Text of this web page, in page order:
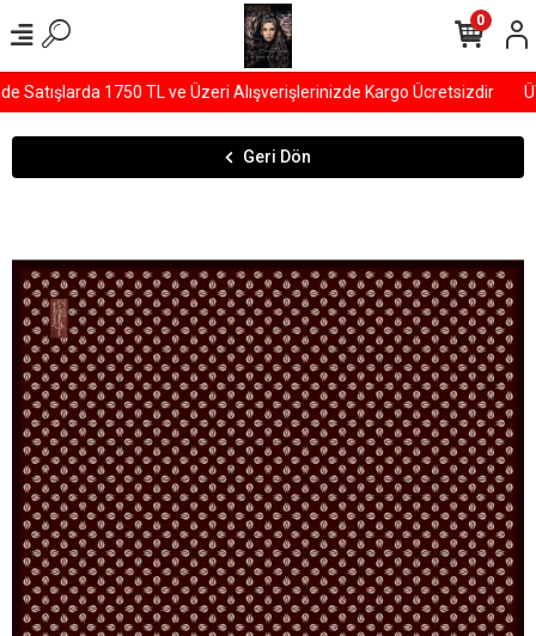
1750 TL ve Üzeri Alışverişlerinizde Kargo Ücretsizdir
0
Geri Dön